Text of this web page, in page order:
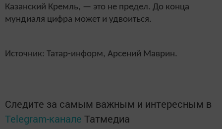
Казанский Кремль, — это не предел. До конца
мундиаля цифра может и удвоиться.
Источник: Татар-информ, Арсений Маврин.
Следите за самым важным и интересным в
Telegram-канале Татмедиа